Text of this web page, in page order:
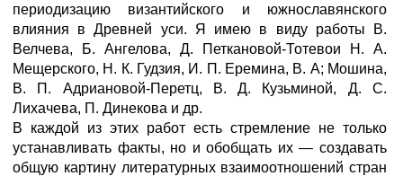
периодизацию византийского и южнославянского
влияния в Древней уси. Я имею в виду работы В.
Велчева, Б. Ангелова, Д. Петкановой-Тотевои Н. А.
Мещерского, Н. К. Гудзия, И. П. Еремина, В. А; Мошина,
В. П. Адриановой-Перетц, В. Д. Кузьминой, Д. С.
Лихачева, П. Динекова и др.
В каждой из этих работ есть стремление не только
устанавливать факты, но и обобщать их — создавать
общую картину литературных взаимоотношений стран